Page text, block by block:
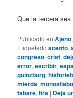
Que la tercera
Publicado en Ajeno
Etiquetado acento,
congreso,crist,
error,escribir,
guinzburg,
mierda,monosilabo
tabare,tira | Deja